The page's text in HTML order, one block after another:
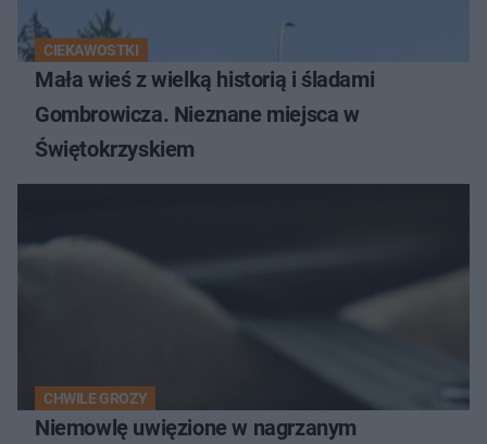
CIEKAWOSTKI
Mała wieś z wielką historią i śladami
Gombrowicza. Nieznane miejsca w
Świętokrzyskiem
CHWILE GROZY
Niemowlę uwięzione w nagrzanym